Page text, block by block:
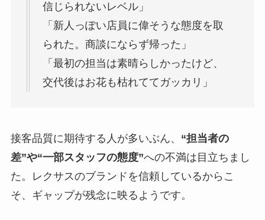
信じられないレベル」
「新人っぽい店員に偉そうな態度を取
られた。商談にならず帰った」
「最初の担当は素晴らしかったけど、
交代後はお花も枯れててガッカリ」
接客品質に期待する人が多いぶん、 “担当者の
差”や“一部スタッフの態度”への不満は目立ちまし
た。レクサスのブランドを信頼しているからこ
そ、ギャップが残念に映るようです。